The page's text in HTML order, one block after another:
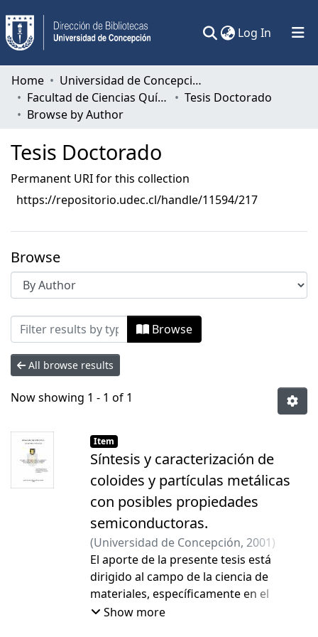
Log In (current)
Communities & Collections
All of DSpace
Home
Universidad de Concepción
Facultad de Ciencias Químicas
Tesis Doctorado
Browse by Author
Tesis Doctorado
Permanent URI for this collection
https://repositorio.udec.cl/handle/11594/217
Browse
Browsing Tesis Doctorado by Author
Browse
All browse results
Now showing 1 - 1 of 1
Item
Síntesis y caracterización de
coloides y partículas metálicas
con posibles propiedades
semiconductoras.
(Universidad de Concepción, 2001)
Acuña Elgueta, José Francisco ;Cárdenas
Triviño, Galo
El aporte de la presente tesis está
dirigido al campo de la ciencia de
materiales, específicamente en el
estudio de las características de
Show more